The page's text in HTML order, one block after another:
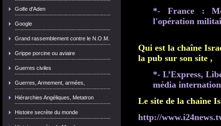
Golfe d'Aden
Google
Grand rassemblement contre le N.O.M.
Grippe porcine ou aviaire
Guerres civiles
Guerres, Armement, armées,
Hiérarchies Angéliques, Metatron
Histoire secrète du monde
*- France :
l'opération
Qui est la chaîne
la pub sur son site ,
*- L’Express,
média
Le site de la chaîne
http://